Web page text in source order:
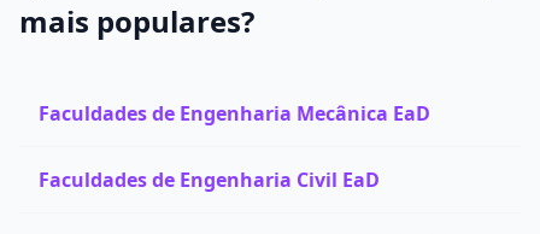
mais populares?
Faculdades de Engenharia Mecânica EaD
Faculdades de Engenharia Civil EaD